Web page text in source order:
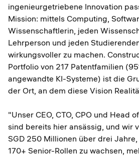
ingenieurgetriebene Innovation
Mission: mittels Computing,
Wissenschaftlerin, jeden
Lehrperson und jeden
wirkungsvoller zu machen.
Portfolio von 217 Patentfamilien
angewandte KI-Systeme) ist die
der Ort, an dem diese Vision
"Unser CEO, CTO, CPO und Head
sind bereits hier ansässig, und wir
SGD 250 Millionen über drei
170+ Senior-Rollen zu wachsen,